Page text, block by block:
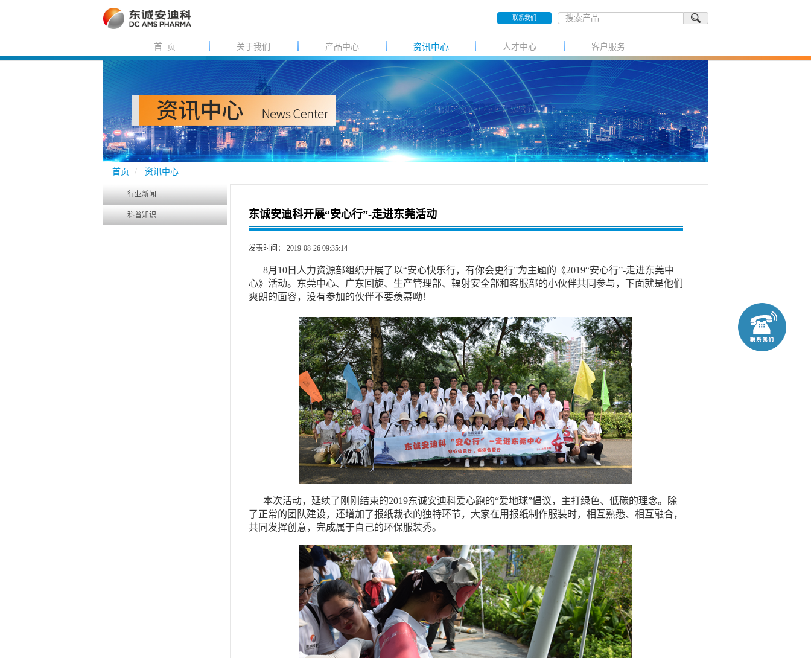
联系我们
首 页 关于我们 产品中心 资讯中心 人才中心 客户服务
首页 资讯中心
行业新闻
科普知识 东诚安迪科开展“安心行”-走进东莞活动
发表时间： 2019-08-26 09:35:14
8月10日人力资源部组织开展了以“安心快乐行，有你会更行”为主题的《2019“安心行”-走进东莞中
心》活动。东莞中心、广东回旋、生产管理部、辐射安全部和客服部的小伙伴共同参与，下面就是他们
爽朗的面容，没有参加的伙伴不要羡慕呦！
本次活动，延续了刚刚结束的2019东诚安迪科爱心跑的“爱地球”倡议，主打绿色、低碳的理念。除
了正常的团队建设，还增加了报纸裁衣的独特环节，大家在用报纸制作服装时，相互熟悉、相互融合，
共同发挥创意，完成属于自己的环保服装秀。